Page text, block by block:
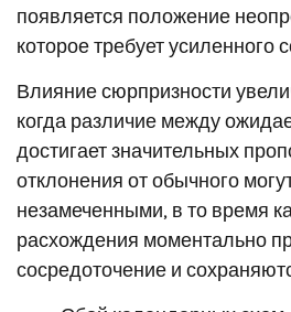
появляется положение
которое требует усиленного
Влияние сюрпризности
когда различие между
достигает значительных
отклонения от обычного
незамеченными, в то время
расхождения моментально
сосредоточение и